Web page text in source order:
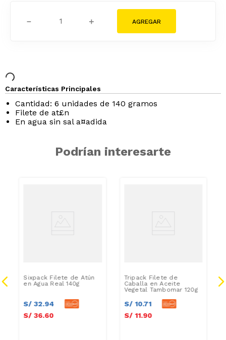
＋
－
Características Principales
Cantidad: 6 unidades de 140 gramos
Filete de at£n
En agua sin sal a¤adida
Podrían interesarte
Sixpack Filete de Atún
en Agua Real 140g
S/ 32.94
S/ 36.60
Tripack Filete de
Caballa en Aceite
Vegetal Tambomar 120g
S/ 10.71
S/ 11.90